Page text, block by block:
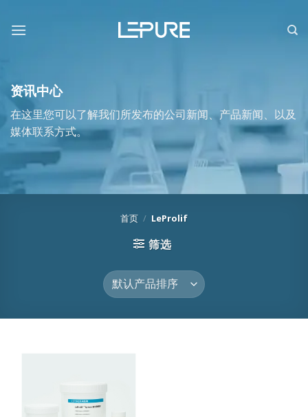
资讯中心
在这里您可以了解我们所发布的公司新闻、产品新闻、以及
媒体联系方式。
首页 / LeProlif
筛选